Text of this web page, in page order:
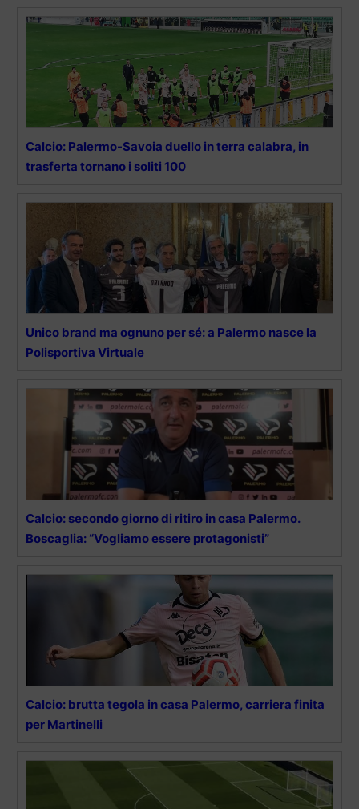
Calcio: Palermo-Savoia duello in terra calabra, in
trasferta tornano i soliti 100
Unico brand ma ognuno per sé: a Palermo nasce la
Polisportiva Virtuale
Calcio: secondo giorno di ritiro in casa Palermo.
Boscaglia: “Vogliamo essere protagonisti”
Calcio: brutta tegola in casa Palermo, carriera finita
per Martinelli